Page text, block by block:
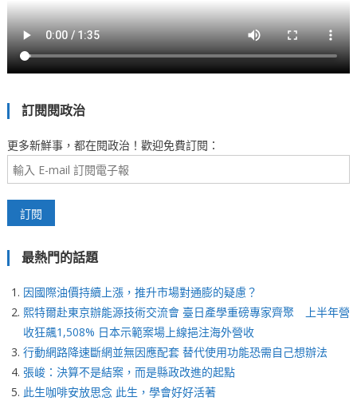
訂閱閱政治
更多新鮮事，都在閱政治！歡迎免費訂閱：
最熱門的話題
因國際油價持續上漲，推升市場對通膨的疑慮？
熙特爾赴東京辦能源技術交流會 臺日產學重磅專家齊聚 上半年營
收狂飆1,508% 日本示範案場上線挹注海外營收
行動網路降速斷網並無因應配套 替代使用功能恐需自己想辦法
張峻：決算不是結案，而是縣政改進的起點
此生咖啡安放思念 此生，學會好好活著